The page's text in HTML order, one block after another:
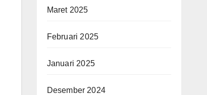
Maret 2025
Februari 2025
Januari 2025
Desember 2024